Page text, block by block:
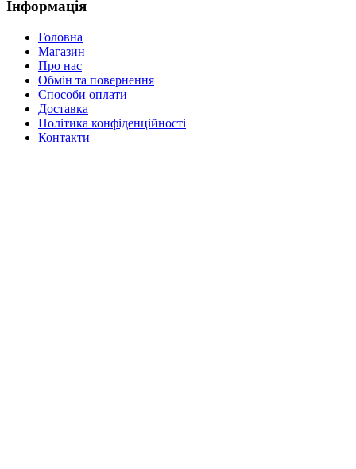
Інформація
Головна
Магазин
Про нас
Обмін та повернення
Способи оплати
Доставка
Політика конфіденційності
Контакти